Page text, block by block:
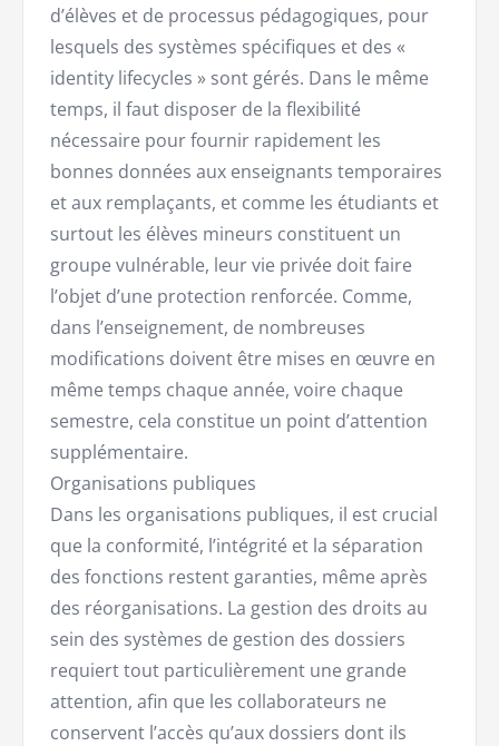
d’élèves et de processus pédagogiques, pour
lesquels des systèmes spécifiques et des «
identity lifecycles » sont gérés. Dans le même
temps, il faut disposer de la flexibilité
nécessaire pour fournir rapidement les
bonnes données aux enseignants temporaires
et aux remplaçants, et comme les étudiants et
surtout les élèves mineurs constituent un
groupe vulnérable, leur vie privée doit faire
l’objet d’une protection renforcée. Comme,
dans l’enseignement, de nombreuses
modifications doivent être mises en œuvre en
même temps chaque année, voire chaque
semestre, cela constitue un point d’attention
supplémentaire.
Organisations publiques
Dans les organisations publiques, il est crucial
que la conformité, l’intégrité et la séparation
des fonctions restent garanties, même après
des réorganisations. La gestion des droits au
sein des systèmes de gestion des dossiers
requiert tout particulièrement une grande
attention, afin que les collaborateurs ne
conservent l’accès qu’aux dossiers dont ils